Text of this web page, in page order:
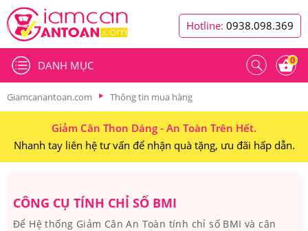
Hotline: 0938.098.369
0
DANH MỤC
Giamcanantoan.com Thông tin mua hàng
Giảm Cân Thon Dáng - An Toàn Trên Hết.
Nhanh tay liên hệ tư vấn để nhận quà tặng, ưu đãi hấp dẫn.
CÔNG CỤ TÍNH CHỈ SỐ BMI
Để Hệ thống Giảm Cân An Toàn tính chỉ số BMI và cân